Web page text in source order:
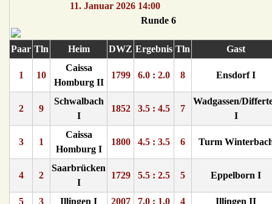
11. Januar 2026 14:00
Runde 6
Paar Tln Heim DWZ Ergebnis Tln Gast
1 10
Caissa
Homburg II
1799 6.0 : 2.0 8 Ensdorf I
2 9
Schwalbach
I
1852 3.5 : 4.5 7
Wadgassen/
I
3 1
Caissa
Homburg I
1800 4.5 : 3.5 6 Turm
4 2
Saarbrücken
I
1729 5.5 : 2.5 5 Eppelborn I
5 3 Illingen I 2007 7.0 : 1.0 4 Illingen II